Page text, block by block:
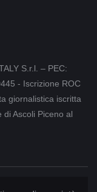
S.r.l. – PEC:
- Iscrizione ROC
giornalistica iscritta
Ascoli Piceno al